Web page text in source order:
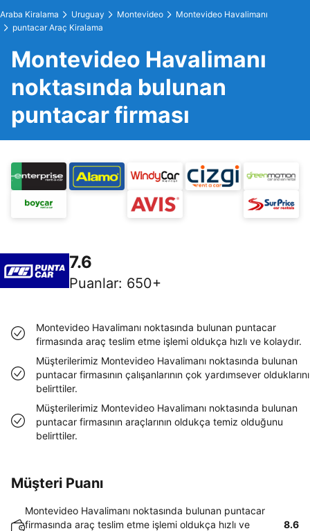
Araba Kiralama Uruguay Montevideo
Montevideo Havalimanı
puntacar Araç Kiralama
Montevideo Havalimanı
noktasında bulunan
puntacar firması
7.6
Puanlar: 650+
Montevideo Havalimanı noktasında bulunan puntacar
firmasında araç teslim etme işlemi oldukça hızlı ve kolaydır.
Müşterilerimiz Montevideo Havalimanı noktasında bulunan
puntacar firmasının çalışanlarının çok yardımsever olduklarını
belirttiler.
Müşterilerimiz Montevideo Havalimanı noktasında bulunan
puntacar firmasının araçlarının oldukça temiz olduğunu
belirttiler.
Müşteri Puanı
Montevideo Havalimanı noktasında bulunan puntacar
firmasında araç teslim etme işlemi oldukça hızlı ve
8.6